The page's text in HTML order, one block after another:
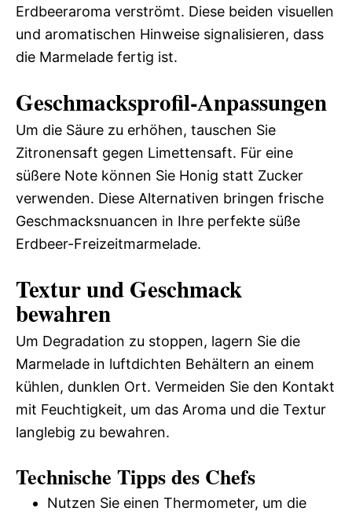
Erdbeeraroma verströmt. Diese beiden visuellen
und aromatischen Hinweise signalisieren, dass
die Marmelade fertig ist.
Geschmacksprofil-Anpassungen
Um die Säure zu erhöhen, tauschen Sie
Zitronensaft gegen Limettensaft. Für eine
süßere Note können Sie Honig statt Zucker
verwenden. Diese Alternativen bringen frische
Geschmacksnuancen in Ihre perfekte süße
Erdbeer-Freizeitmarmelade.
Textur und Geschmack
bewahren
Um Degradation zu stoppen, lagern Sie die
Marmelade in luftdichten Behältern an einem
kühlen, dunklen Ort. Vermeiden Sie den Kontakt
mit Feuchtigkeit, um das Aroma und die Textur
langlebig zu bewahren.
Technische Tipps des Chefs
Nutzen Sie einen Thermometer, um die